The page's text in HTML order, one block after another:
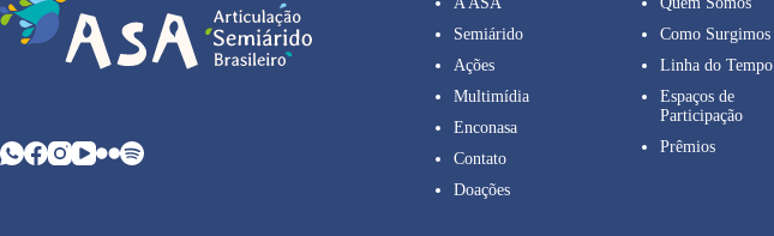
Semiárido
Ações
Multimídia
Enconasa
Contato
Doações
Como Surgimos
Linha do Tempo
Espaços de
Participação
Prêmios